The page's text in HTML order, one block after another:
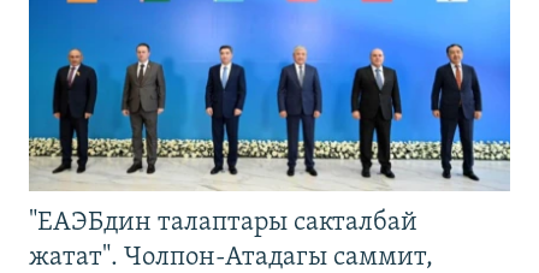
"ЕАЭБдин талаптары сакталбай
жатат". Чолпон-Атадагы саммит,